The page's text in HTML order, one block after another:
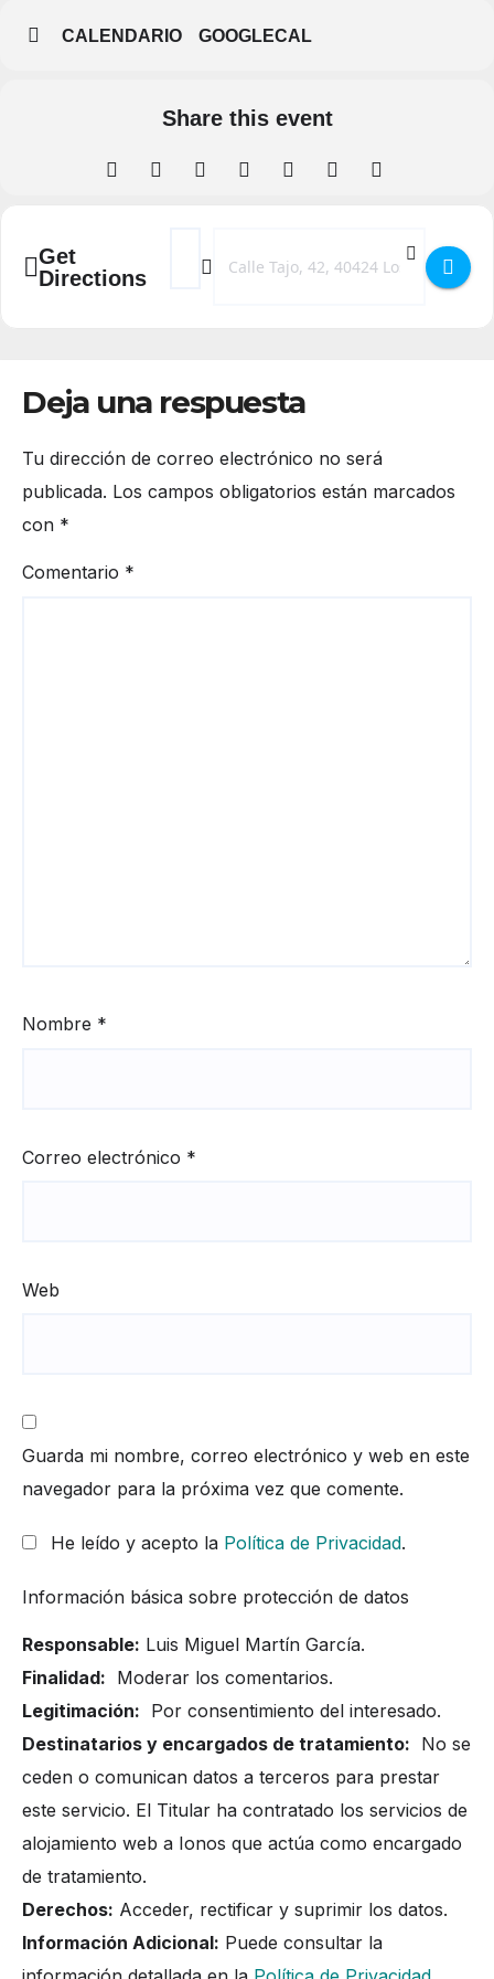
CALENDARIO GOOGLECAL
Share this event
Get
Directions
Address - La niña de las trenzas al revés
Destination Address - La niña de las
Deja una respuesta
Tu dirección de correo electrónico no será
publicada. Los campos obligatorios están marcados
con *
Comentario *
Nombre *
Correo electrónico *
Web
Guarda mi nombre, correo electrónico y web en este
navegador para la próxima vez que comente.
He leído y acepto la Política de Privacidad.
Información básica sobre protección de datos
Responsable: Luis Miguel Martín García.
Finalidad: Moderar los comentarios.
Legitimación: Por consentimiento del interesado.
Destinatarios y encargados de tratamiento: No se
ceden o comunican datos a terceros para prestar
este servicio. El Titular ha contratado los servicios de
alojamiento web a Ionos que actúa como encargado
de tratamiento.
Derechos: Acceder, rectificar y suprimir los datos.
Información Adicional: Puede consultar la